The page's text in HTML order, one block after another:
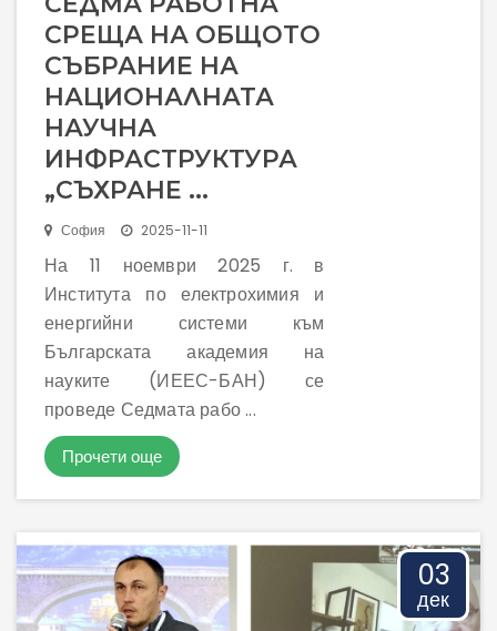
Оперативна структура
Лаборатории
Оборудване
Общи условия
Услуги
Правила за достъп
СРЕЩА НА ОБЩОТО
СЪБРАНИЕ НА
НАЦИОНАЛНАТА
НАУЧНА
ИНФРАСТРУКТУРА
„СЪХРАНЕ ...
София 2025-11-11
На 11 ноември 2025 г. в
Института по електрохимия и
енергийни системи към
Българската академия на
науките (ИЕЕС-БАН) се
проведе Седмата рабо ...
Прочети още
03
дек